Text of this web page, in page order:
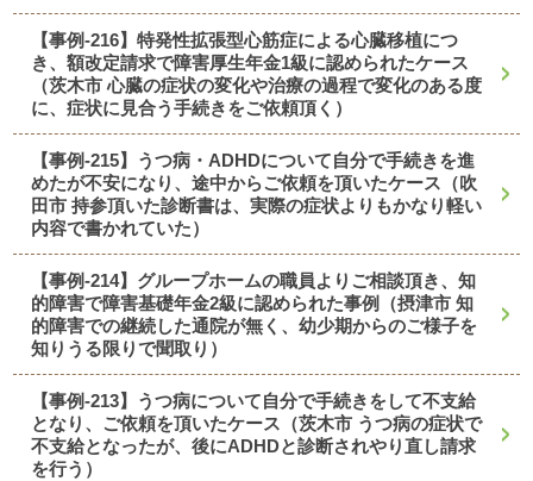
【事例-216】特発性拡張型心筋症による心臓移植につ
き、額改定請求で障害厚生年金1級に認められたケース
（茨木市 心臓の症状の変化や治療の過程で変化のある度
に、症状に見合う手続きをご依頼頂く）
【事例-215】うつ病・ADHDについて自分で手続きを進
めたが不安になり、途中からご依頼を頂いたケース（吹
田市 持参頂いた診断書は、実際の症状よりもかなり軽い
内容で書かれていた）
【事例-214】グループホームの職員よりご相談頂き、知
的障害で障害基礎年金2級に認められた事例（摂津市 知
的障害での継続した通院が無く、幼少期からのご様子を
知りうる限りで聞取り）
【事例-213】うつ病について自分で手続きをして不支給
となり、ご依頼を頂いたケース（茨木市 うつ病の症状で
不支給となったが、後にADHDと診断されやり直し請求
を行う）